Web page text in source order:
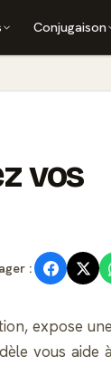
Conjugaison
vos
:
expose
vous aide